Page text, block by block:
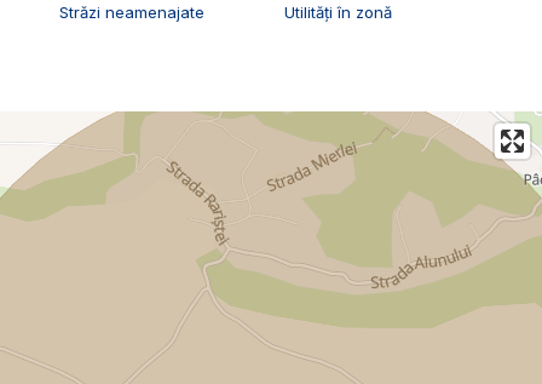
Străzi neamenajate Utilități în zonă